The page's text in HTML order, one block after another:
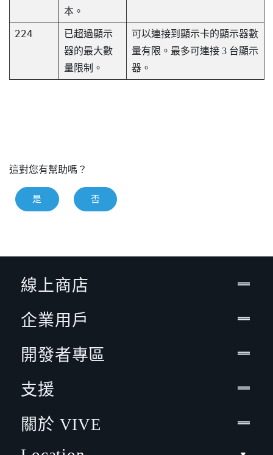
本。
224
已超過顯示
器的最大數
量限制。
可以連接到顯示卡的顯示器數
量有限。最多可連接 3 台顯示
器。
這對您有幫助嗎？
是 否
線上商店
企業用戶
開發者專區
支援
關於 VIVE